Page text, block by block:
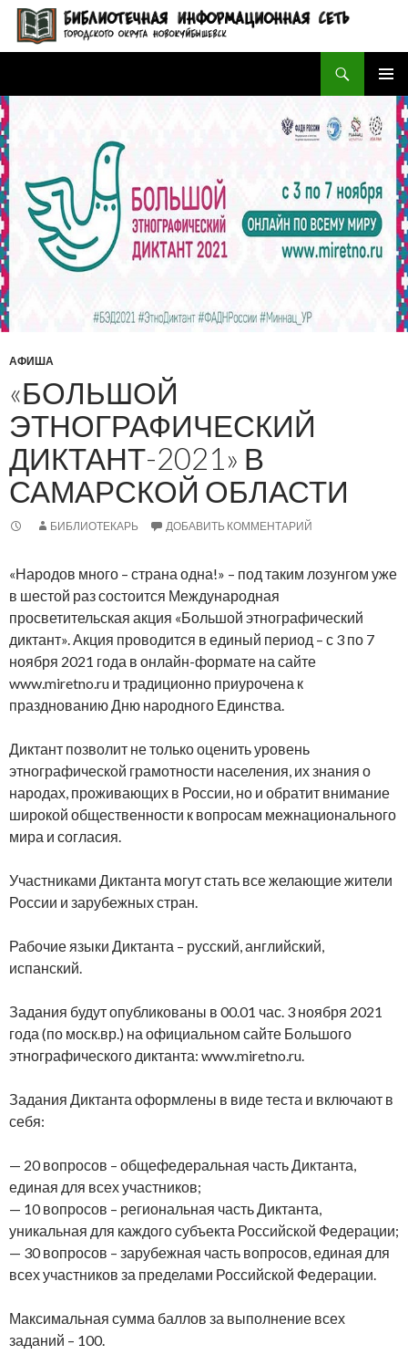
БИБЛИОТЕЧНАЯ ИНФОРМАЦИОННАЯ СЕТЬ городского округа Новокуйбышевск
МЕНЮ
К
СОДЕРЖИМОМУ
АФИША
«БОЛЬШОЙ
ЭТНОГРАФИЧЕСКИЙ
ДИКТАНТ-2021» В
САМАРСКОЙ ОБЛАСТИ
БИБЛИОТЕКАРЬ ДОБАВИТЬ КОММЕНТАРИЙ
«Народов много – страна одна!» – под таким лозунгом уже
в шестой раз состоится Международная
просветительская акция «Большой этнографический
диктант». Акция проводится в единый период – с 3 по 7
ноября 2021 года в онлайн-формате на сайте
www.miretno.ru и традиционно приурочена к
празднованию Дню народного Единства.
Диктант позволит не только оценить уровень
этнографической грамотности населения, их знания о
народах, проживающих в России, но и обратит внимание
широкой общественности к вопросам межнационального
мира и согласия.
Участниками Диктанта могут стать все желающие жители
России и зарубежных стран.
Рабочие языки Диктанта – русский, английский,
испанский.
Задания будут опубликованы в 00.01 час. 3 ноября 2021
года (по моск.вр.) на официальном сайте Большого
этнографического диктанта: www.miretno.ru.
Задания Диктанта оформлены в виде теста и включают в
себя:
— 20 вопросов – общефедеральная часть Диктанта,
единая для всех участников;
— 10 вопросов – региональная часть Диктанта,
уникальная для каждого субъекта Российской Федерации;
— 30 вопросов – зарубежная часть вопросов, единая для
всех участников за пределами Российской Федерации.
Максимальная сумма баллов за выполнение всех
заданий – 100.